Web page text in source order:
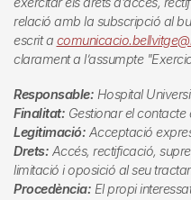
relació amb la subscripció al
escrit a
clarament a l’assumpte
Responsable: Hospital
Finalitat: Gestionar el contacte
Legitimació: Acceptació
Drets: Accés, rectificació,
limitació i oposició al seu
Procedència: El propi